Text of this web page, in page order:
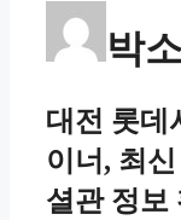
박
대전 롯데
이너, 최신
셜관 정보